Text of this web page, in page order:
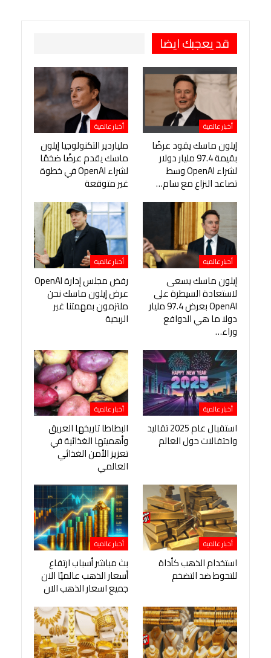
قد يعجبك ايضا
أخبار عالمية
إيلون ماسك يقود عرضًا
بقيمة 97.4 مليار دولار
لشراء OpenAI وسط
تصاعد النزاع مع سام…
أخبار عالمية
ملياردير التكنولوجيا إيلون
ماسك يقدم عرضًا ضخمًا
لشراء OpenAI في خطوة
غير متوقعة
أخبار عالمية
إيلون ماسك يسعى
لاستعادة السيطرة على
OpenAI بعرض 97.4 مليار
دولا ما هي الدوافع
وراء…
أخبار عالمية
رفض مجلس إدارة OpenAI
عرض إيلون ماسك نحن
ملتزمون بمهمتنا غير
الربحية
أخبار عالمية
استقبال عام 2025 تقاليد
واحتفالات حول العالم
أخبار عالمية
البطاطا تاريخها العريق
وأهميتها الغذائية في
تعزيز الأمن الغذائي
العالمي
أخبار عالمية
استخدام الذهب كأداة
للتحوط ضد التضخم
أخبار عالمية
بث مباشر أسباب ارتفاع
أسعار الذهب عالميًا الان
جميع اسعار الذهب الان